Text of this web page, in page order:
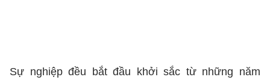
Sự nghiệp đều bắt đầu khởi sắc từ những năm